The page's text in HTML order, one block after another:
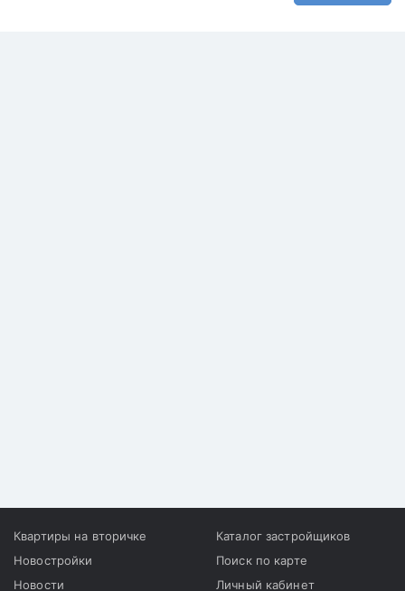
Квартиры на вторичке
Новостройки
Новости
Каталог застройщиков
Поиск по карте
Личный кабинет